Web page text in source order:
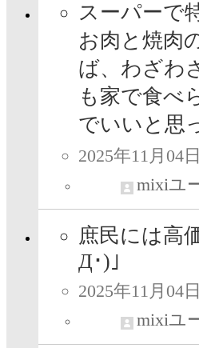
スーパーで
お肉と焼肉
ば、わざわ
も家で食べ
でいいと思
2025年11月04
mixiユ
庶民には高
Д･)」
2025年11月04
mixiユ